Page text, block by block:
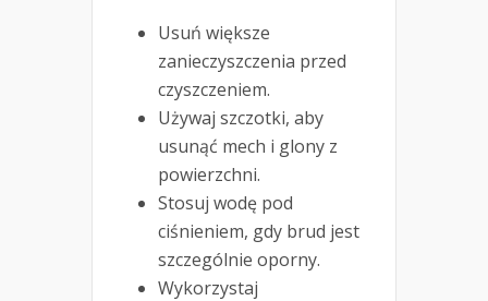
Usuń większe
zanieczyszczenia przed
czyszczeniem.
Używaj szczotki, aby
usunąć mech i glony z
powierzchni.
Stosuj wodę pod
ciśnieniem, gdy brud jest
szczególnie oporny.
Wykorzystaj